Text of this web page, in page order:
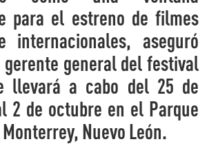
para el estreno de filmes
internacionales, aseguró
gerente general del festival
llevará a cabo del 25 de
2 de octubre en el Parque
Nuevo León.